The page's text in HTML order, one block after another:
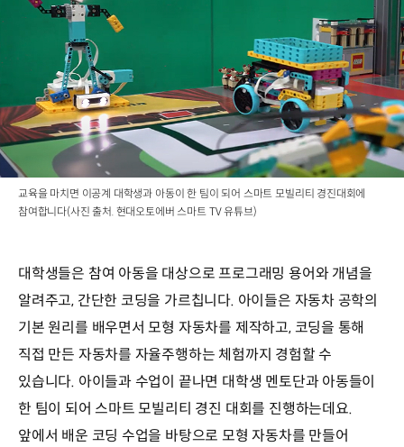
교육을 마치면 이공계 대학생과 아동이 한 팀이 되어 스마트 모빌리티 경진대회에
참여합니다(사진 출처. 현대오토에버 스마트 TV 유튜브)
대학생들은 참여 아동을 대상으로 프로그래밍 용어와 개념을
알려주고, 간단한 코딩을 가르칩니다. 아이들은 자동차 공학의
기본 원리를 배우면서 모형 자동차를 제작하고, 코딩을 통해
직접 만든 자동차를 자율주행하는 체험까지 경험할 수
있습니다. 아이들과 수업이 끝나면 대학생 멘토단과 아동들이
한 팀이 되어 스마트 모빌리티 경진 대회를 진행하는데요.
앞에서 배운 코딩 수업을 바탕으로 모형 자동차를 만들어